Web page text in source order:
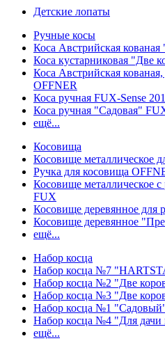
Детские лопаты
Ручные косы
Коса Австрийская
Коса кустарниковая "Две
Коса Австрийская
OFFNER
Коса ручная FUX-Sense
Коса ручная "Садовая"
ещё...
Косовища
Косовище металлическое
Ручка для косовища
Косовище металлическое
FUX
Косовище деревянное для
Косовище деревянное
ещё...
Набор косца
Набор косца №7
Набор косца №2 "Две
Набор косца №3 "Две
Набор косца №1
Набор косца №4 "Для дачи
ещё...